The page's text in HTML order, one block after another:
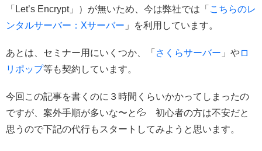
「Let’s Encrypt」）が無いため、今は弊社では「 こちらのレ
ンタルサーバー：Xサーバー 」を利用しています。
あとは、セミナー用にいくつか、「 さくらサーバー 」やロ
リポップ等も契約しています。
今回この記事を書くのに３時間くらいかかってしまったの
ですが、案外手順が多いな〜と💦 初心者の方は不安だと
思うので下記の代行もスタートしてみようと思います。